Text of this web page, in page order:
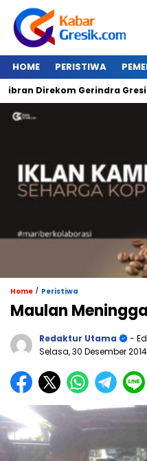
HOME PERISTIWA
Direkom Gerindra Gresik
Home / Peristiwa
Maulan
Redaktur Utama
-
Selasa, 30 Desember 2014